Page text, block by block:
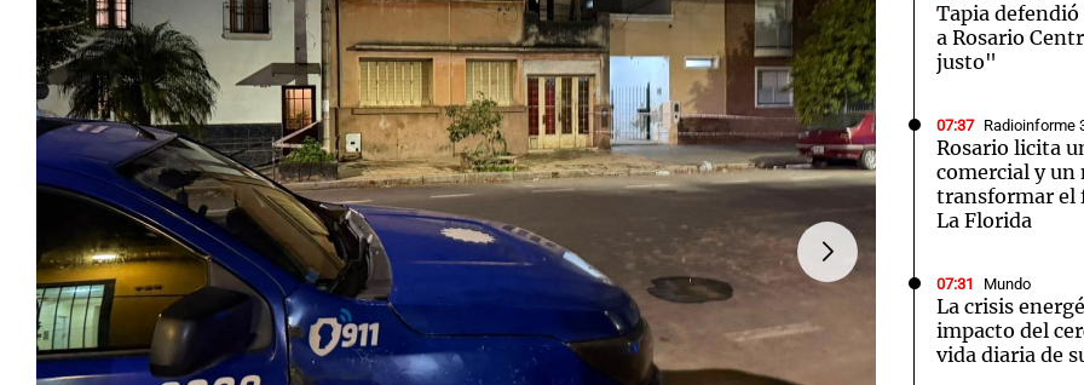
Tapia
a Rosario
justo"
07:37 Radioinforme
Rosario licita
comercial y un
transformar el
La Florida
07:31 Mundo
La crisis
impacto del
vida diaria de